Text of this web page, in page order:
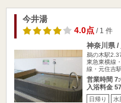
今井湯
4.0点/ 1 件
神奈川県 /
鵜の木駅
東急東横線
線・元住吉
営業時間
入浴料金
日帰り 水